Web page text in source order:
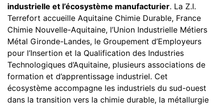
industrielle et l’écosystème manufacturier. La Z.I.
Terrefort accueille Aquitaine Chimie Durable, France
Chimie Nouvelle-Aquitaine, l’Union Industrielle Métiers
Métal Gironde-Landes, le Groupement d’Employeurs
pour l’Insertion et la Qualification des Industries
Technologiques d’Aquitaine, plusieurs associations de
formation et d’apprentissage industriel. Cet
écosystème accompagne les industriels du sud-ouest
dans la transition vers la chimie durable, la métallurgie